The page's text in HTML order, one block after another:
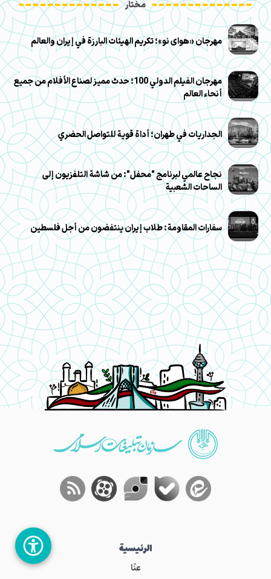
مختار
مهرجان «هوای نو»؛ تكريم الهيئات البارزة في إيران والعالم
مهرجان الفيلم الدولي 100؛ حدث مميز لصناع الأفلام من جميع
أنحاء العالم
الجداريات في طهران؛ أداة قوية للتواصل الحضري
نجاح عالمي لبرنامج "محفل": من شاشة التلفزيون إلى
الساحات الشعبية
سفارات المقاومة: طلاب إيران ينتفضون من أجل فلسطين
الرئيسية
عنّا